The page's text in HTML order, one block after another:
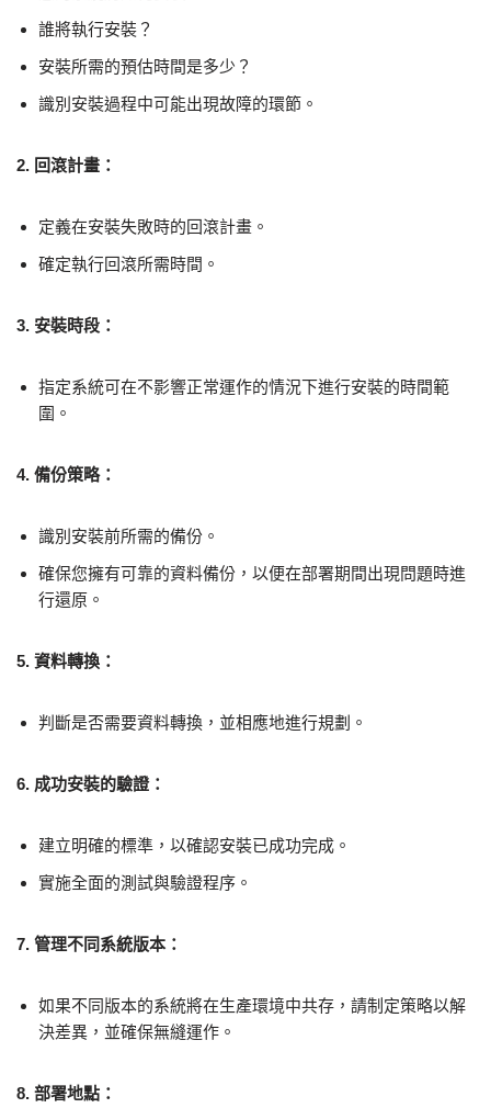
誰將執行安裝？
安裝所需的預估時間是多少？
識別安裝過程中可能出現故障的環節。
2. 回滾計畫：
定義在安裝失敗時的回滾計畫。
確定執行回滾所需時間。
3. 安裝時段：
指定系統可在不影響正常運作的情況下進行安裝的時間範
圍。
4. 備份策略：
識別安裝前所需的備份。
確保您擁有可靠的資料備份，以便在部署期間出現問題時進
行還原。
5. 資料轉換：
判斷是否需要資料轉換，並相應地進行規劃。
6. 成功安裝的驗證：
建立明確的標準，以確認安裝已成功完成。
實施全面的測試與驗證程序。
7. 管理不同系統版本：
如果不同版本的系統將在生產環境中共存，請制定策略以解
決差異，並確保無縫運作。
8. 部署地點：